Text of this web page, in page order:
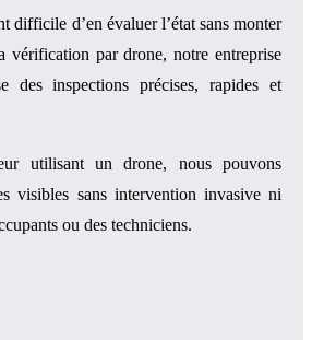
difficile d’en évaluer l’état sans monter
vérification par drone, notre entreprise
des inspections précises, rapides et
utilisant un drone, nous pouvons
visibles sans intervention invasive ni
ou des techniciens.